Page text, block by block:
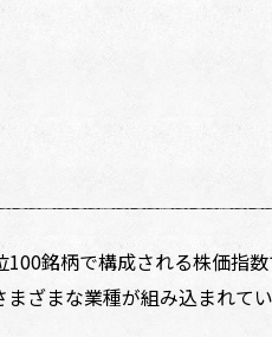
銘柄で構成される株価指数
ざまな業種が組み込まれてい